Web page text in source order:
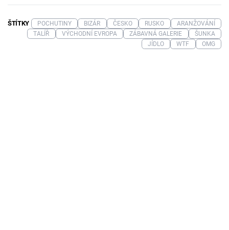
ŠTÍTKY POCHUTINY BIZÁR ČESKO RUSKO
ARANŽOVÁNÍ
TALÍŘ
VÝCHODNÍ EVROPA ZÁBAVNÁ GALERIE
ŠUNKA
JÍDLO
WTF OMG